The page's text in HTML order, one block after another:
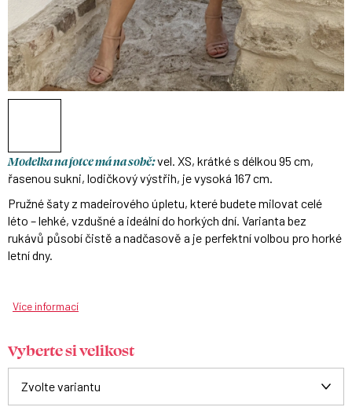
Modelka na fotce má na sobě:vel. XS, krátké s délkou 95 cm,
řasenou sukni, lodičkový výstřih, je vysoká 167 cm.
Pružné šaty z madeirového úpletu, které budete milovat celé
léto – lehké, vzdušné a ideální do horkých dní. Varianta bez
rukávů působí čistě a nadčasově a je perfektní volbou pro horké
letní dny.
Více informací
Vyberte si velikost